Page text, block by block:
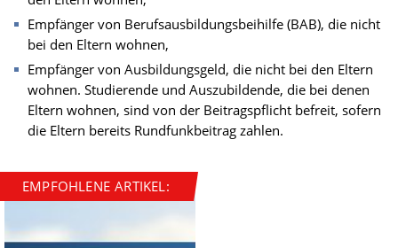
Empfänger von Berufsausbildungsbeihilfe (BAB), die nicht
bei den Eltern wohnen,
Empfänger von Ausbildungsgeld, die nicht bei den Eltern
wohnen. Studierende und Auszubildende, die bei denen
Eltern wohnen, sind von der Beitragspflicht befreit, sofern
die Eltern bereits Rundfunkbeitrag zahlen.
EMPFOHLENE ARTIKEL: